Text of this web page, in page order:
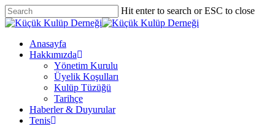
Skip
to
content
Hit enter to search or ESC to close
Close
Menu
Anasayfa
Hakkımızda
Yönetim Kurulu
Üyelik Koşulları
Kulüp Tüzüğü
Tarihçe
Haberler & Duyurular
Tenis